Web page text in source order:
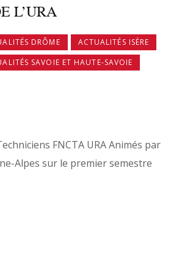
L’URA
DRÔME
ACTUALITÉS ISÈRE
SAVOIE ET HAUTE-SAVOIE
FNCTA URA Animés par
Alpes sur le premier semestre